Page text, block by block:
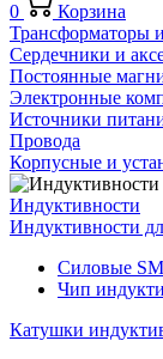
0
Корзина
Трансформаторы
Сердечники и
Постоянные
Электронные
Источники
Провода
Корпусные и
Индуктивности
Индуктивности
Силовые
Чип
Катушки